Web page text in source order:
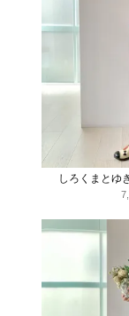
しろくまとゆ